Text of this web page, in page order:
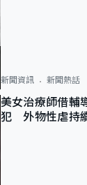
新聞資訊 新聞熱話
美女治療師借輔
犯 外物性虐持